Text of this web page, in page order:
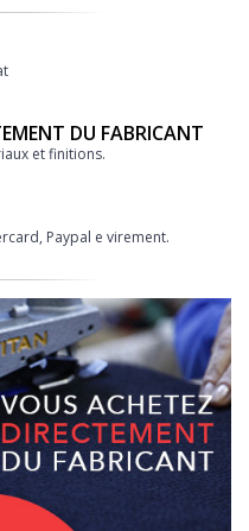
DU FABRICANT
et finitions.
Paypal e virement.